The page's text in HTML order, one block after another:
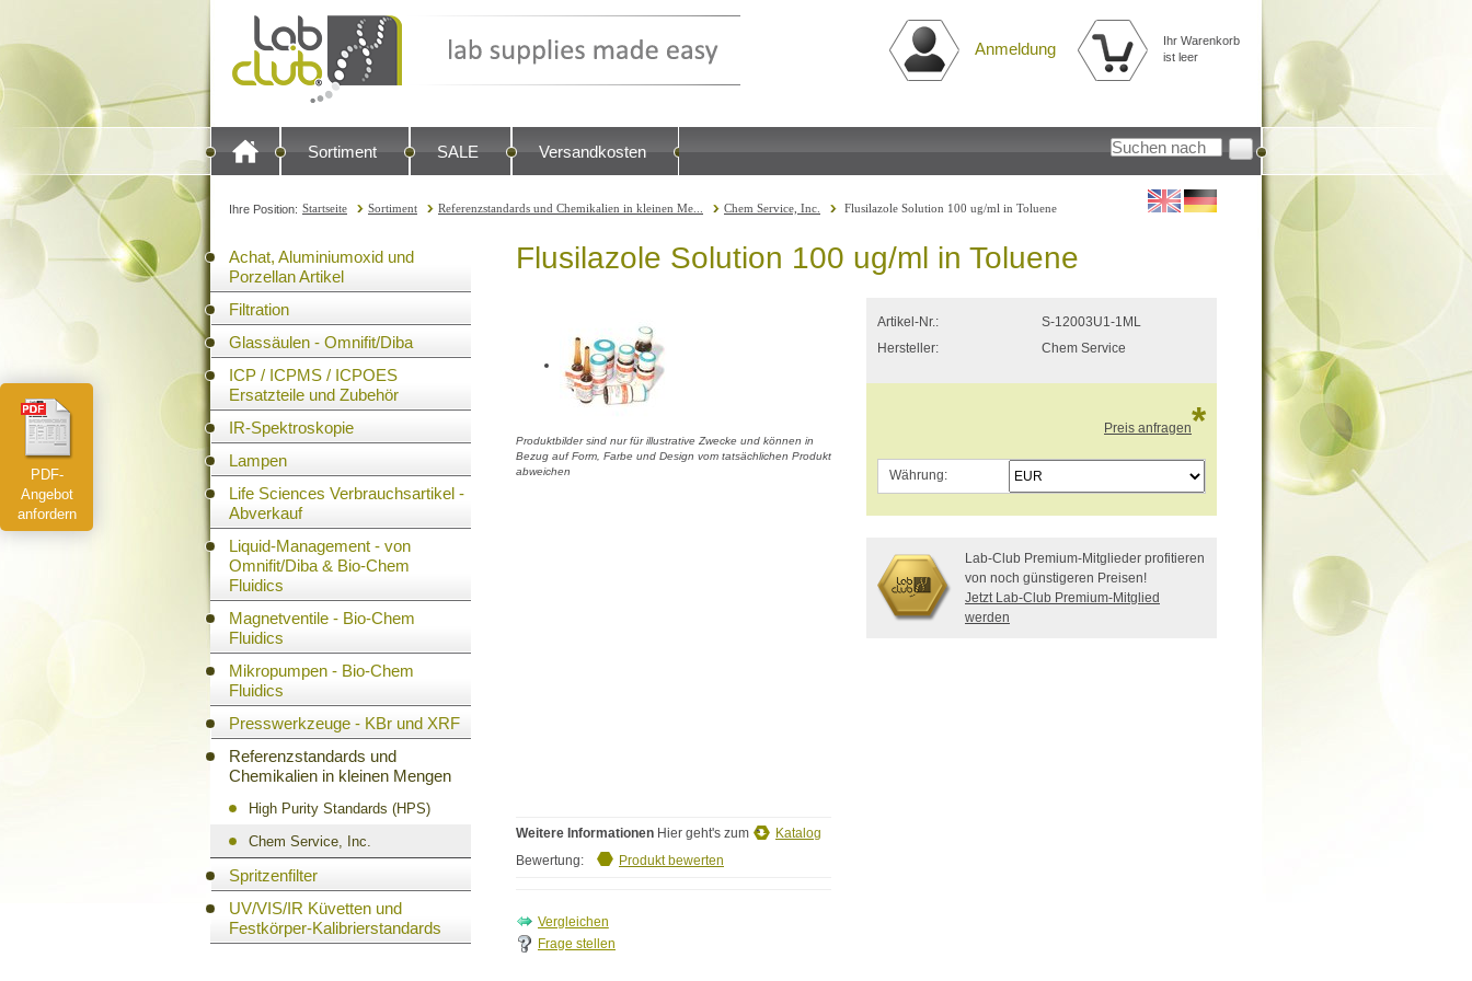
Anmeldung
Ihr Warenkorb
ist leer
Sortiment SALE Versandkosten
Ihre Position: Startseite Sortiment Referenzstandards und Chemikalien in kleinen Me... Chem Service, Inc. Flusilazole Solution 100 ug/ml in Toluene
Achat, Aluminiumoxid und
Porzellan Artikel
Filtration
Glassäulen - Omnifit/Diba
ICP / ICPMS / ICPOES
Ersatzteile und Zubehör
IR-Spektroskopie
Lampen
Life Sciences Verbrauchsartikel -
Abverkauf
Liquid-Management - von
Omnifit/Diba & Bio-Chem
Fluidics
Magnetventile - Bio-Chem
Fluidics
Mikropumpen - Bio-Chem
Fluidics
Presswerkzeuge - KBr und XRF
Referenzstandards und
Chemikalien in kleinen Mengen
High Purity Standards (HPS)
Chem Service, Inc.
Spritzenfilter
UV/VIS/IR Küvetten und
Festkörper-Kalibrierstandards
PDF-
Angebot
anfordern
Flusilazole Solution 100 ug/ml in Toluene
Produktbilder sind nur für illustrative Zwecke und können in
Bezug auf Form, Farbe und Design vom tatsächlichen Produkt
abweichen
Weitere Informationen Hier geht's zum
Katalog
Bewertung:
Produkt bewerten
Frage stellen
Artikel-Nr.:
S-12003U1-1ML
Hersteller:
Chem Service
Preis anfragen*
Währung:
Lab-Club Premium-Mitglieder profitieren
von noch günstigeren Preisen!
Jetzt Lab-Club Premium-Mitglied
werden